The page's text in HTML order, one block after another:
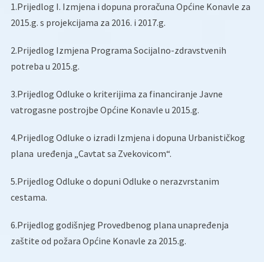
1.Prijedlog I. Izmjena i dopuna proračuna Općine Konavle za
2015.g. s projekcijama za 2016. i 2017.g.
2.Prijedlog Izmjena Programa Socijalno-zdravstvenih
potreba u 2015.g.
3.Prijedlog Odluke o kriterijima za financiranje Javne
vatrogasne postrojbe Općine Konavle u 2015.g.
4.Prijedlog Odluke o izradi Izmjena i dopuna Urbanističkog
plana uređenja „Cavtat sa Zvekovicom“.
5.Prijedlog Odluke o dopuni Odluke o nerazvrstanim
cestama.
6.Prijedlog godišnjeg Provedbenog plana unapređenja
zaštite od požara Općine Konavle za 2015.g.